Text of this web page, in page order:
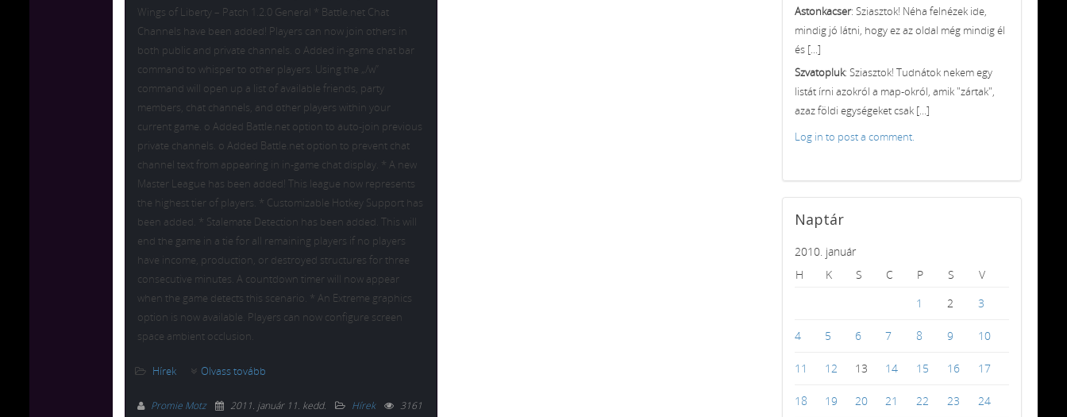
Wings of Liberty – Patch 1.2.0 General * Battle.net Chat
Channels have been added! Players can now join others in
both public and private channels. o Added in-game chat bar
command to whisper to other players. Using the „/w”
command will open up a list of available friends, party
members, chat channels, and other players within your
current game. o Added Battle.net option to auto-join previous
private channels. o Added Battle.net option to prevent chat
channel text from appearing in in-game chat display. * A new
Master League has been added! This league now represents
the highest tier of players. * Customizable Hotkey Support has
been added. * Stalemate Detection has been added. This will
end the game in a tie for all remaining players if no players
have income, production, or destroyed structures for three
consecutive minutes. A countdown timer will now appear
when the game detects this scenario. * An Extreme graphics
option is now available. Players can now configure screen
space ambient occlusion.
Hírek Olvass tovább
Promie Motz 2011. január 11. kedd. Hírek
3161
Astonkacser: Sziasztok! Néha felnézek ide,
mindig jó látni, hogy ez az oldal még mindig él
és [...]
Szvatopluk: Sziasztok! Tudnátok nekem egy
listát írni azokról a map-okról, amik "zártak",
azaz földi egységeket csak [...]
Log in to post a comment.
Naptár
2010. január
H
K S C P S
V
1
2 3
4 5 6 7 8 9 10
11 12 13 14 15 16 17
18 19 20 21 22 23 24